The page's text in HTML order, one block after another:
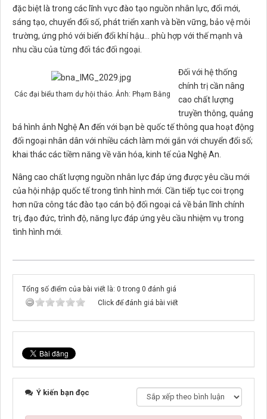
đặc biệt là trong các lĩnh vực đào tạo nguồn nhân lực, đổi mới,
sáng tạo, chuyển đổi số, phát triển xanh và bền vững, bảo vệ môi
trường, ứng phó với biến đổi khí hậu... phù hợp với thế mạnh và
nhu cầu của từng đối tác đối ngoại.
Các đại biểu tham dự hội thảo. Ảnh: Phạm Bằng
Đối với hệ thống
chính trị cần nâng
cao chất lượng
truyền thông, quảng
bá hình ảnh Nghệ An đến với bạn bè quốc tế thông qua hoạt động
đối ngoại nhân dân với nhiều cách làm mới gắn với chuyển đổi số;
khai thác các tiềm năng về văn hóa, kinh tế của Nghệ An.
Nâng cao chất lượng nguồn nhân lực đáp ứng được yêu cầu mới
của hội nhập quốc tế trong tình hình mới. Cần tiếp tục coi trọng
hơn nữa công tác đào tạo cán bộ đối ngoại cả về bản lĩnh chính
trị, đạo đức, trình độ, năng lực đáp ứng yêu cầu nhiệm vụ trong
tình hình mới.
Tổng số điểm của bài viết là: 0 trong 0 đánh giá
Click để đánh giá bài viết
Ý kiến bạn đọc